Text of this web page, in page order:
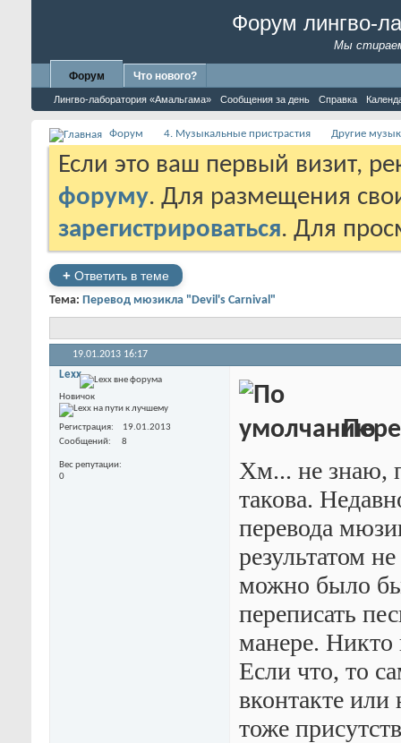
Форум лингво-
Мы
Форум
Лингво-лаборатория «Амальгама» Сообщения за день Справка
Что нового?
Форум 4. Музыкальные пристрастия Другие
Если это ваш первый визит,
форуму. Для размещения
зарегистрироваться. Для
+ Ответить в теме
Тема: Перевод мюзикла "Devil's Carnival"
19.01.2013 16:17
Lexx
Новичок
Регистрация
19.01.2013
Сообщений
8
Вес репутации
0
Хм... не знаю,
такова.
перевода
результатом
можно было
переписать
манере. Никто
Если что, то
вконтакте или
тоже